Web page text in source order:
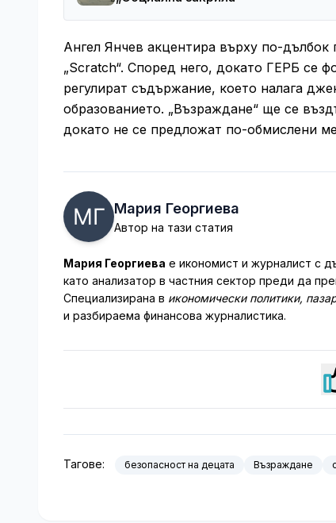
Ангел Янчев акцентира върху по-
„Scratch“. Според него, докато ГЕРБ се
регулират съдържание, което налага
образованието. „Възраждане“ ще се
докато не се предложат по-обмислени
Мария Георгиева
Автор на тази статия
Мария Георгиева е икономист и журналист с
като анализатор в частния сектор преди да
Специализирана в икономически политики,
и разбираема финансова журналистика.
Тагове: безопасност на децата Възраждане